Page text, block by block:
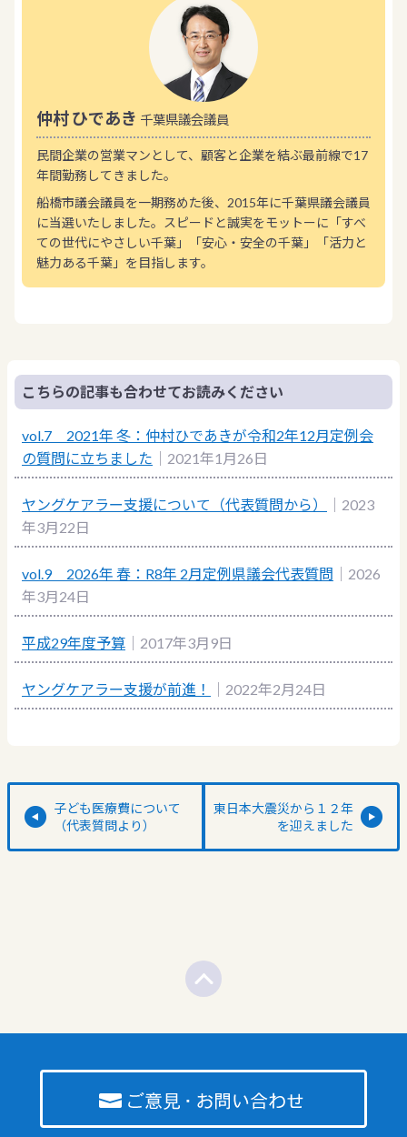
仲村 ひであき 千葉県議会議員
民間企業の営業マンとして、顧客と企業を結ぶ最前線で17
年間勤務してきました。
船橋市議会議員を一期務めた後、2015年に千葉県議会議員
に当選いたしました。スピードと誠実をモットーに「すべ
ての世代にやさしい千葉」「安心・安全の千葉」「活力と
魅力ある千葉」を目指します。
こちらの記事も合わせてお読みください
vol.7 2021年 冬：仲村ひであきが令和2年12月定例会
の質問に立ちました ｜2021年1月26日
ヤングケアラー支援について（代表質問から）
｜2023
年3月22日
vol.9 2026年 春：R8年 2月定例県議会代表質問
｜2026
年3月24日
平成29年度予算 ｜2017年3月9日
ヤングケアラー支援が前進！ ｜2022年2月24日
子ども医療費について
（代表質問より）
東日本大震災から１２年
を迎えました